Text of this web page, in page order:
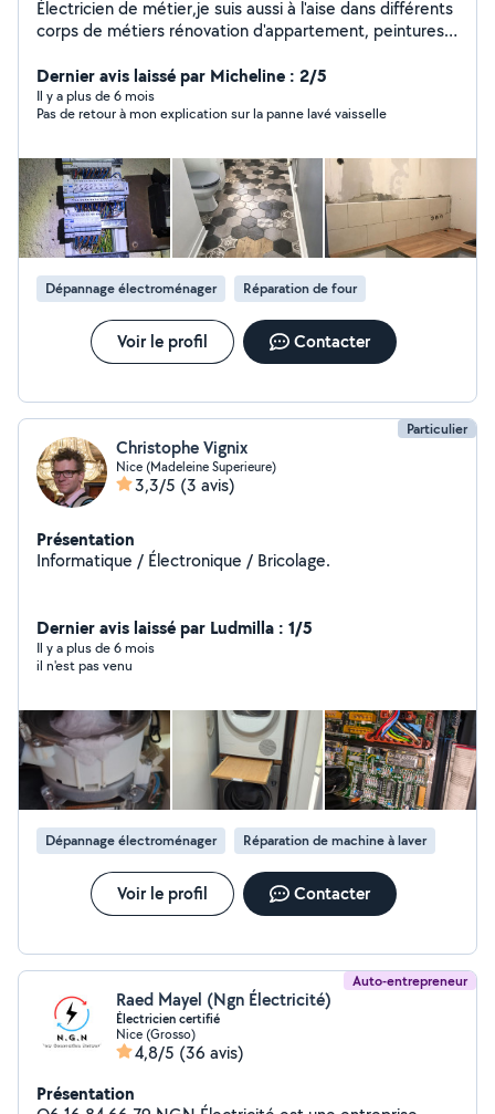
Électricien de métier,je suis aussi à l'aise dans différents
corps de métiers rénovation d'appartement, peintures,
Dernier avis laissé par Micheline : 2/5
Il y a plus de 6 mois
Pas de retour à mon explication sur la panne lavé vaisselle
Dépannage électroménager Réparation de four
Voir le profil Contacter
Particulier
Christophe Vignix
Nice (Madeleine Superieure)
3,3/5 (3 avis)
Présentation
Informatique / Électronique / Bricolage.
Dernier avis laissé par Ludmilla : 1/5
Il y a plus de 6 mois
il n'est pas venu
Dépannage électroménager Réparation de machine à laver
Voir le profil Contacter
Auto-entrepreneur
Raed Mayel (Ngn Électricité)
Électricien certifié
Nice (Grosso)
4,8/5 (36 avis)
Présentation